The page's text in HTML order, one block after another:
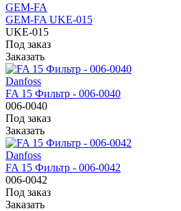
GEM-FA
GEM-FA UKE-015
UKE-015
Под заказ
Заказать
Danfoss
FA 15 Фильтр - 006-0040
006-0040
Под заказ
Заказать
Danfoss
FA 15 Фильтр - 006-0042
006-0042
Под заказ
Заказать